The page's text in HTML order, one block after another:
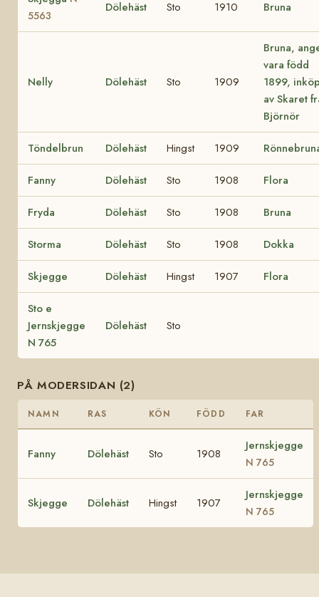
5563
Dölehäst Sto 1910 Bruna
Nelly Dölehäst Sto 1909
Bruna,
vara född
1899,
av Skaret
Björnör
Töndelbrun Dölehäst Hingst 1909
Fanny Dölehäst Sto 1908 Flora
Fryda Dölehäst Sto 1908 Bruna
Storma Dölehäst Sto 1908 Dokka
Skjegge Dölehäst Hingst 1907 Flora
Sto e
Jernskjegge
N 765
Dölehäst Sto
PÅ MODERSIDAN (2)
NAMN RAS KÖN FÖDD FAR
Fanny Dölehäst Sto 1908
Jernskjegge
N 765
Skjegge Dölehäst Hingst 1907
Jernskjegge
N 765